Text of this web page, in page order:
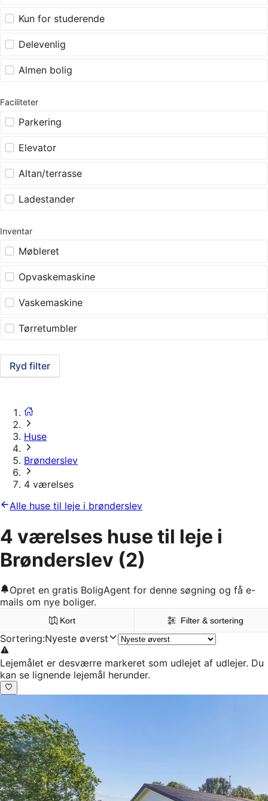
Kun for studerende
Delevenlig
Almen bolig
Faciliteter
Parkering
Elevator
Altan/terrasse
Ladestander
Inventar
Møbleret
Opvaskemaskine
Vaskemaskine
Tørretumbler
Ryd filter
Huse
Brønderslev
4 værelses
Alle huse til leje i brønderslev
4 værelses huse til leje i
Brønderslev (2)
Opret en gratis BoligAgent for denne søgning og få e-
mails om nye boliger.
Kort Filter & sortering
Sortering:Nyeste øverst
Lejemålet er desværre markeret som udlejet af udlejer. Du
kan se lignende lejemål herunder.